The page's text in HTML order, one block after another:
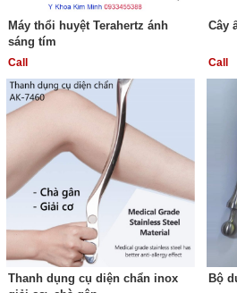
Máy thổi huyệt Terahertz ánh
sáng tím
Call
Cây
Call
Thanh dụng cụ diện chẩn inox
Bộ